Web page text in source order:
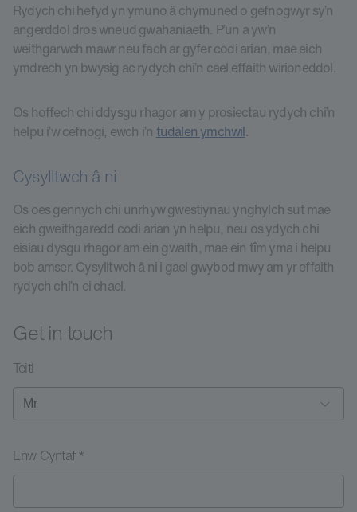
Rydych chi hefyd yn ymuno â chymuned o gefnogwyr sy’n
angerddol dros wneud gwahaniaeth. P’un a yw’n
weithgarwch mawr neu fach ar gyfer codi arian, mae eich
ymdrech yn bwysig ac rydych chi’n cael effaith wirioneddol.
Os hoffech chi ddysgu rhagor am y prosiectau rydych chi’n
helpu i’w cefnogi, ewch i’n tudalen ymchwil.
Cysylltwch â ni
Os oes gennych chi unrhyw gwestiynau ynghylch sut mae
eich gweithgaredd codi arian yn helpu, neu os ydych chi
eisiau dysgu rhagor am ein gwaith, mae ein tîm yma i helpu
bob amser. Cysylltwch â ni i gael gwybod mwy am yr effaith
rydych chi’n ei chael.
Get in touch
Teitl
Enw Cyntaf *